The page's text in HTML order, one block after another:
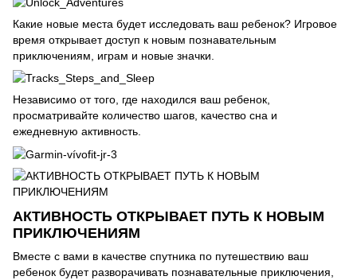
Какие новые места будет исследовать ваш ребенок? Игровое
время открывает доступ к новым познавательным
приключениям, играм и новые значки.
Независимо от того, где находился ваш ребенок,
просматривайте количество шагов, качество сна и
ежедневную активность.
АКТИВНОСТЬ ОТКРЫВАЕТ ПУТЬ К НОВЫМ
ПРИКЛЮЧЕНИЯМ
Вместе с вами в качестве спутника по путешествию ваш
ребенок будет разворачивать познавательные приключения,